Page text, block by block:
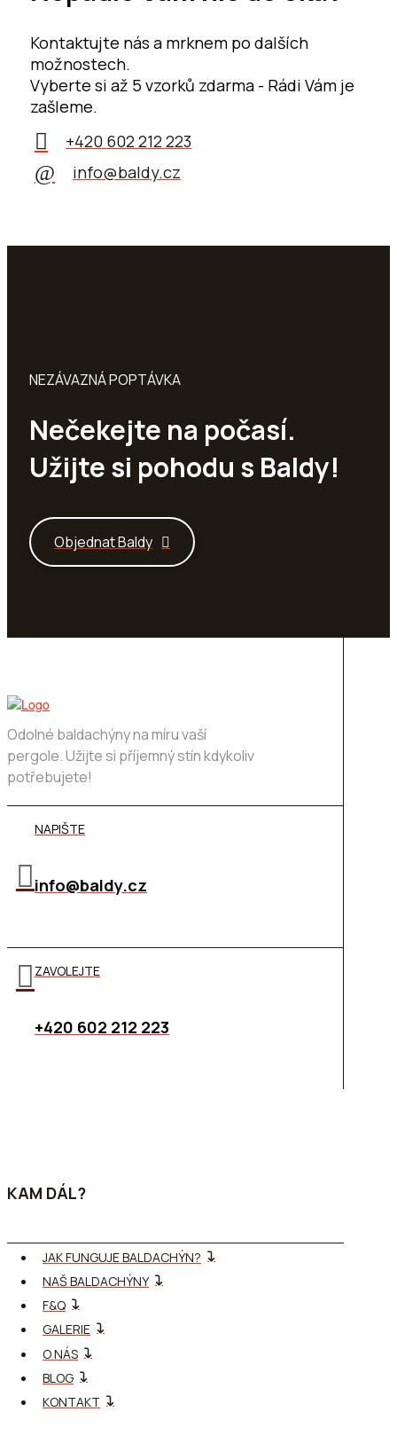
Kontaktujte nás a mrknem po dalších
možnostech.
Vyberte si až 5 vzorků zdarma - Rádi Vám je
zašleme.
+420 602 212 223
info@baldy.cz
NEZÁVAZNÁ POPTÁVKA
Nečekejte na počasí.
Užijte si pohodu s Baldy!
Objednat Baldy
Odolné baldachýny na míru vaší
pergole. Užijte si příjemný stín kdykoliv
potřebujete!
NAPIŠTE
info@baldy.cz
ZAVOLEJTE
+420 602 212 223
KAM DÁL?
JAK FUNGUJE BALDACHÝN?
NAŠ BALDACHÝNY
F&Q
GALERIE
O NÁS
BLOG
KONTAKT